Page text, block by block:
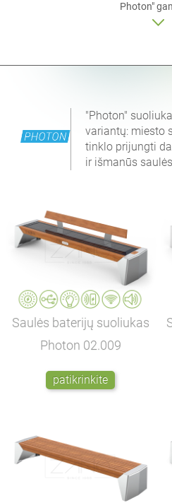
Photon"
"Photon"
variantų: miesto
tinklo prijungti
ir išmanūs
Saulės baterijų suoliukas
Photon 02.009
patikrinkite